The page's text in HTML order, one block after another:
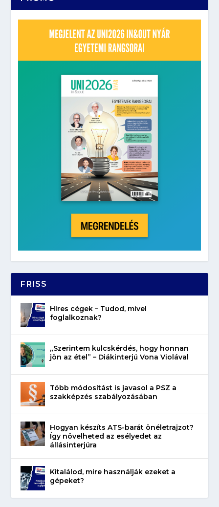
FRISS
Híres cégek – Tudod, mivel
foglalkoznak?
„Szerintem kulcskérdés, hogy honnan
jön az étel” – Diákinterjú Vona Violával
Több módosítást is javasol a PSZ a
szakképzés szabályozásában
Hogyan készíts ATS-barát önéletrajzot?
Így növelheted az esélyedet az
állásinterjúra
Kitalálod, mire használják ezeket a
gépeket?